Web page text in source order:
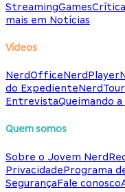
StreamingGames
mais em Notícias
Vídeos
NerdOfficeNerdPlayer
do ExpedienteNerdTour
EntrevistaQueimando a
Quem somos
Sobre o Jovem Nerd
PrivacidadePrograma
SegurançaFale conosco